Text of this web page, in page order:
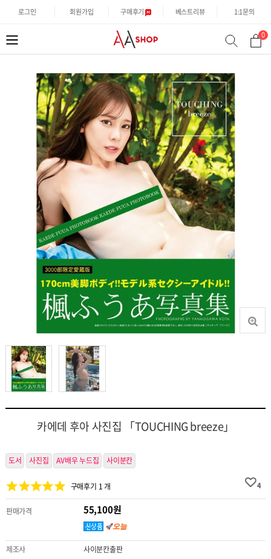
로그인 회원가입 구매후기 베스트리뷰 1:1문의
류
0
카에데 후아 사진집 「TOUCHING breeze」
도서 사진집 AV배우 누드집 사이분칸
구매후기 1 개 4
판매가격 55,100원
제조사
사이분칸출판